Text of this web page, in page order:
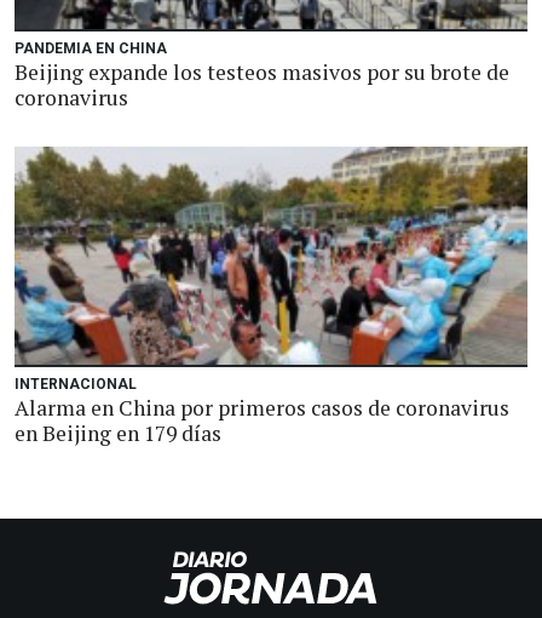
PANDEMIA EN CHINA
Beijing expande los testeos masivos por su brote de
coronavirus
INTERNACIONAL
Alarma en China por primeros casos de coronavirus
en Beijing en 179 días